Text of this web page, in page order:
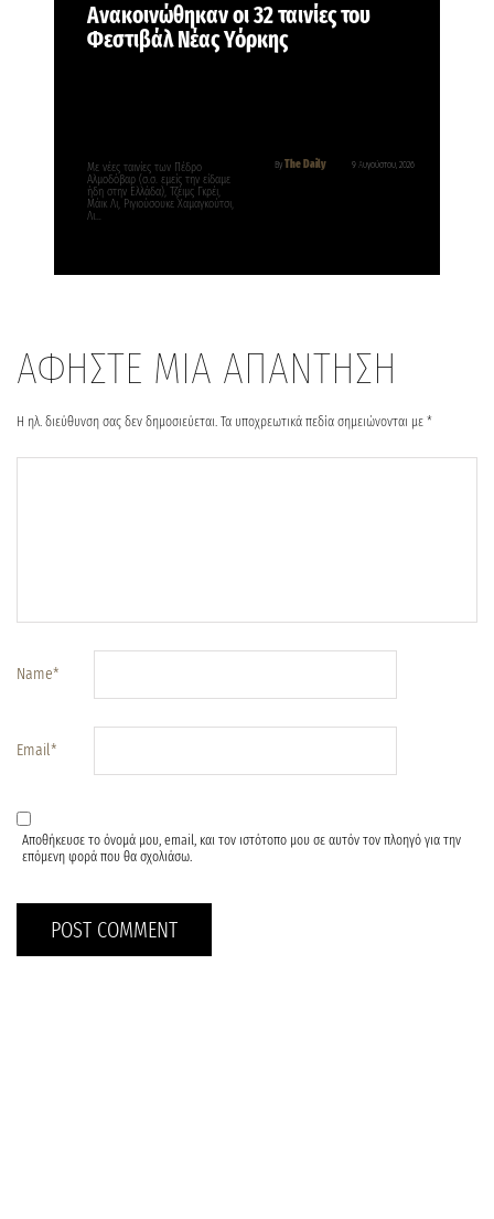
Ανακοινώθηκαν οι 32 ταινίες του
Φεστιβάλ Νέας Υόρκης
By The Daily 9 Αυγούστου, 2026
Με νέες ταινίες των Πέδρο
Αλμοδόβαρ (σ.σ. εμείς την είδαμε
ήδη στην Ελλάδα), Τζέιμς Γκρέι,
Μάικ Λι, Ριγιούσουκε Χαμαγκούτσι,
Λι…
ΑΦΗΣΤΕ ΜΙΑ ΑΠΑΝΤΗΣΗ
Η ηλ. διεύθυνση σας δεν δημοσιεύεται. Τα υποχρεωτικά πεδία σημειώνονται με *
Name*
Email*
Αποθήκευσε το όνομά μου, email, και τον ιστότοπο μου σε αυτόν τον πλοηγό για την
επόμενη φορά που θα σχολιάσω.